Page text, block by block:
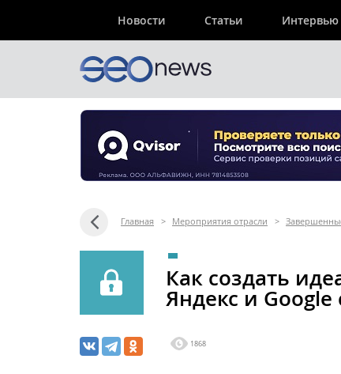
Новости Статьи Интервью
Главная > Мероприятия отрасли >
Как создать
Яндекс и Google
1868